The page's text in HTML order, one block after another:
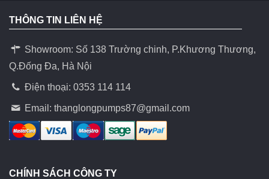
THÔNG TIN LIÊN HỆ
Showroom: Số 138 Trường chinh, P.Khương Thương,
Q.Đống Đa, Hà Nội
Điện thoại: 0353 114 114
Email:thanglongpumps87@gmail.com
CHÍNH SÁCH CÔNG TY